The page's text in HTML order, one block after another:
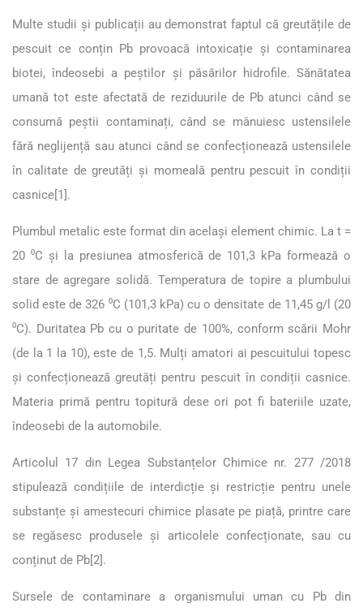
Multe studii și publicații au demonstrat faptul că greutățile de
pescuit ce conțin Pb provoacă intoxicație și contaminarea
biotei, îndeosebi a peștilor și păsărilor hidrofile. Sănătatea
umană tot este afectată de reziduurile de Pb atunci când se
consumă peștii contaminați, când se mânuiesc ustensilele
fără neglijență sau atunci când se confecționează ustensilele
în calitate de greutăți și momeală pentru pescuit în condiții
casnice[1].
Plumbul metalic este format din același element chimic. La t =
20 ⁰C și la presiunea atmosferică de 101,3 kPa formează o
stare de agregare solidă. Temperatura de topire a plumbului
solid este de 326 ⁰C (101,3 kPa) cu o densitate de 11,45 g/l (20
⁰C). Duritatea Pb cu o puritate de 100%, conform scării Mohr
(de la 1 la 10), este de 1,5. Mulți amatori ai pescuitului topesc
și confecționează greutăți pentru pescuit în condiții casnice.
Materia primă pentru topitură dese ori pot fi bateriile uzate,
îndeosebi de la automobile.
Articolul 17 din Legea Substanțelor Chimice nr. 277 /2018
stipulează condițiile de interdicție şi restricție pentru unele
substanțe şi amestecuri chimice plasate pe piață, printre care
se regăsesc produsele și articolele confecționate, sau cu
conținut de Pb[2].
Sursele de contaminare a organismului uman cu Pb din